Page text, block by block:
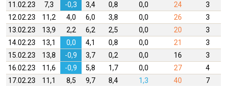
11.02.23
7,3 -0,3 3,4 0,8 0,0 24 3
12.02.23
11,2 4,0 6,0 3,8 0,0 26 3
13.02.23
13,9 2,2 6,2 2,5 0,0 20 3
14.02.23
13,1 0,0 4,1 0,8 0,0 21 3
15.02.23
13,8 -0,9 3,7 0,2 0,0 16 3
16.02.23
11,6 -0,9 5,8 1,7 0,0 27 4
17.02.23
11,1 8,5 9,7 8,4 1,3 40 7